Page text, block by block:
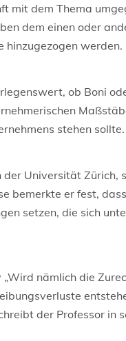
mit dem Thema
dem einen oder
hinzugezogen werden.
ob Boni
stehen sollte.
der Universität Zürich,
bemerkte er fest,
setzen, die sich
nämlich die
der Professor in